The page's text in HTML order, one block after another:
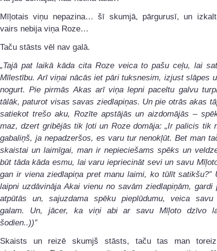
Mīļotais viņu nepazina… šī skumjā, pārgurusī, un
vairs nebija viņa Roze…
Taču stāsts vēl nav galā.
„Tajā pat laikā kāda cita Roze veica to pašu ceļu, lai
Mīlestību. Arī viņai nācās iet pāri tuksnesim, izjust slāpes
nogurt. Pie pirmās Akas arī viņa lepni paceltu galvu
tālāk, paturot visas savas ziedlapiņas. Un pie otrās akas
satiekot trešo aku, Rozīte apstājās un aizdomājās –
maz, dzert gribējās tik ļoti un Roze domāja: „Ir palicis tik
gabaliņš, ja nepadzeršos, es varu tur nenokļūt. Bet man
skaistai un laimīgai, man ir nepieciešams spēks un
būt tāda kāda esmu, lai varu iepriecināt sevi un savu
gan ir viena ziedlapiņa pret manu laimi, ko tūlīt satikšu?”
laipni uzdāvināja Akai vienu no savām ziedlapiņām, gardi
atpūtās un, sajuzdama spēku pieplūdumu, veica
galam. Un, jācer, ka viņi abi ar savu Mīļoto dzīvo
šodien..))”
Skaists un reizē skumjš stāsts, taču tas man